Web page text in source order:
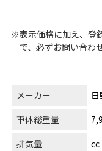
※表示価格に加え、登
で、必ずお問い合わ
メーカー
車体総重量
排気量
cc